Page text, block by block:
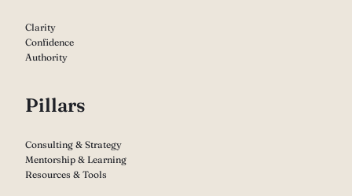
Clarity
Confidence
Authority
Pillars
Consulting & Strategy
Mentorship & Learning
Resources & Tools